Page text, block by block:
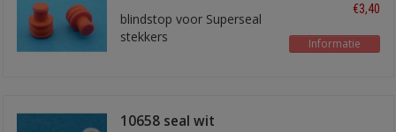
blindstop voor Superseal
stekkers
€3,40
Informatie
10658 seal wit